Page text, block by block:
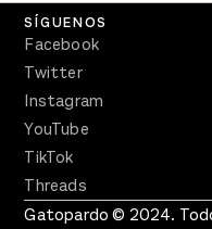
SÍGUENOS
Facebook
Twitter
Instagram
YouTube
TikTok
Threads
Gatopardo © 2024.